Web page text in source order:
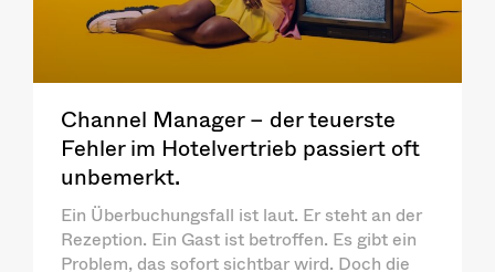
Channel Manager – der teuerste
Fehler im Hotelvertrieb passiert oft
unbemerkt.
Ein Überbuchungsfall ist laut. Er steht an der
Rezeption. Ein Gast ist betroffen. Es gibt ein
Problem, das sofort sichtbar wird. Doch die